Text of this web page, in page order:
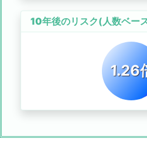
10年後のリスク(人数ベー
1.26